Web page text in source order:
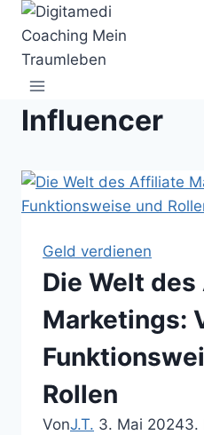
Zum
Inhalt
springen
Influencer
Geld verdienen
Die Welt
Marketings:
Rollen
VonJ.T. 3. Mai 20243.